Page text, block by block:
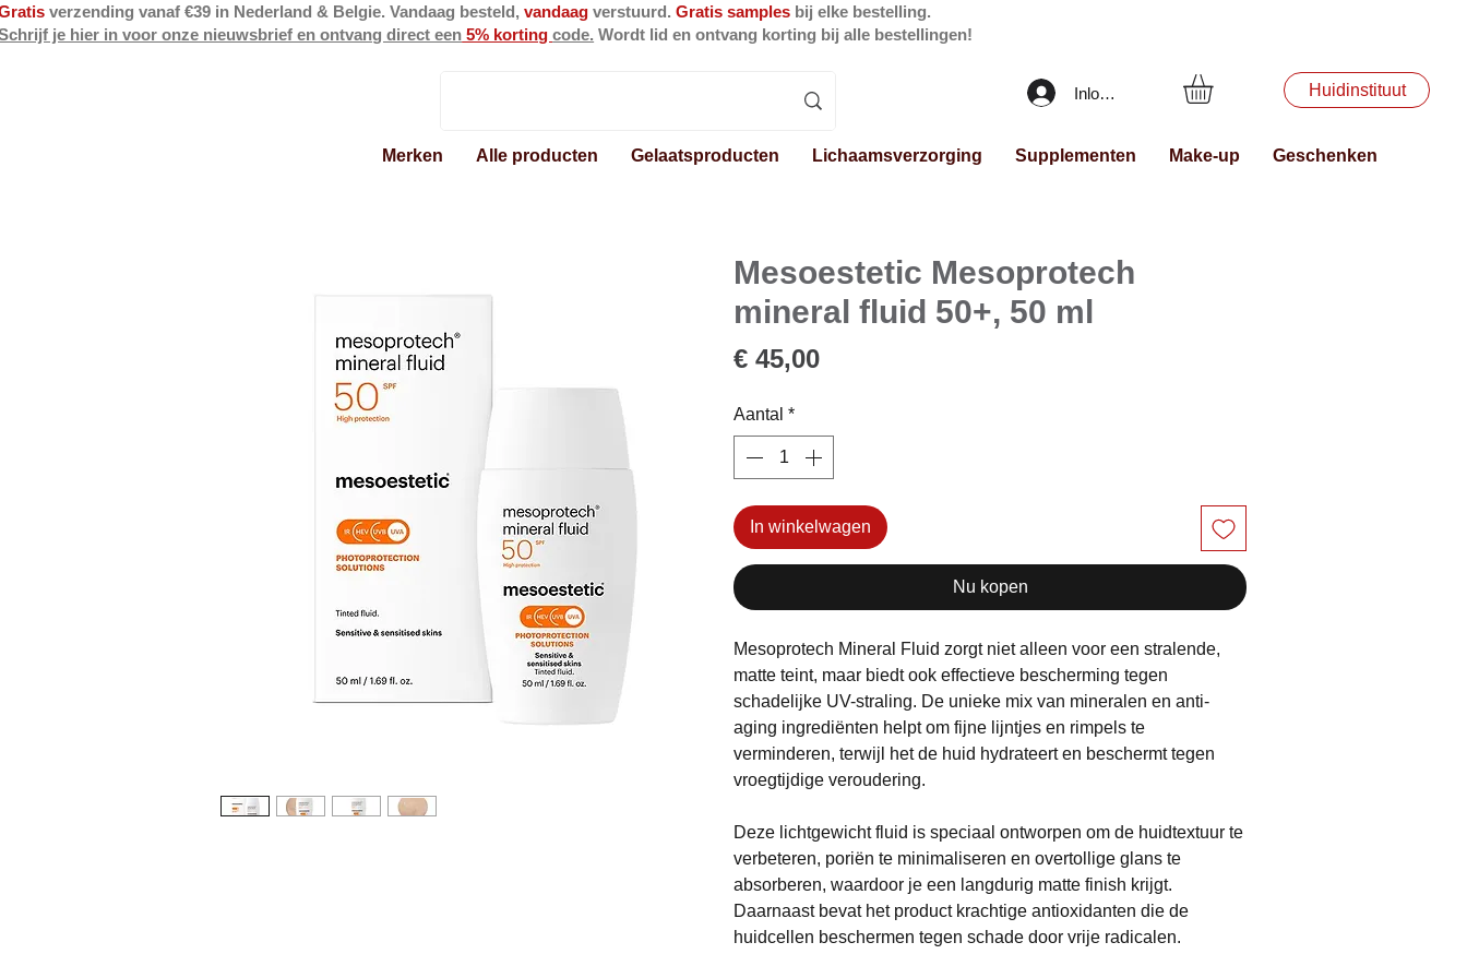
verzending vanaf €39 in Nederland & Belgie. Vandaag besteld,vandaag verstuurd.Gratis samples bij elke bestelling.
je hier in voor onze nieuwsbrief en ontvang direct een 5% kortingcode. Wordt lid en ontvang korting bij alle bestellingen!
Huidinstituut
Inloggen
Merken Alle producten Gelaatsproducten Lichaamsverzorging Supplementen Make-up Geschenken
Mesoestetic Mesoprotech
mineral fluid 50+, 50 ml
€ 45,00Prijs
Aantal *
In winkelwagen
Nu kopen
Mesoprotech Mineral Fluid zorgt niet alleen voor een stralende,
matte teint, maar biedt ook effectieve bescherming tegen
schadelijke UV-straling. De unieke mix van mineralen en anti-
aging ingrediënten helpt om fijne lijntjes en rimpels te
verminderen, terwijl het de huid hydrateert en beschermt tegen
vroegtijdige veroudering.
Deze lichtgewicht fluid is speciaal ontworpen om de huidtextuur te
verbeteren, poriën te minimaliseren en overtollige glans te
absorberen, waardoor je een langdurig matte finish krijgt.
Daarnaast bevat het product krachtige antioxidanten die de
huidcellen beschermen tegen schade door vrije radicalen.